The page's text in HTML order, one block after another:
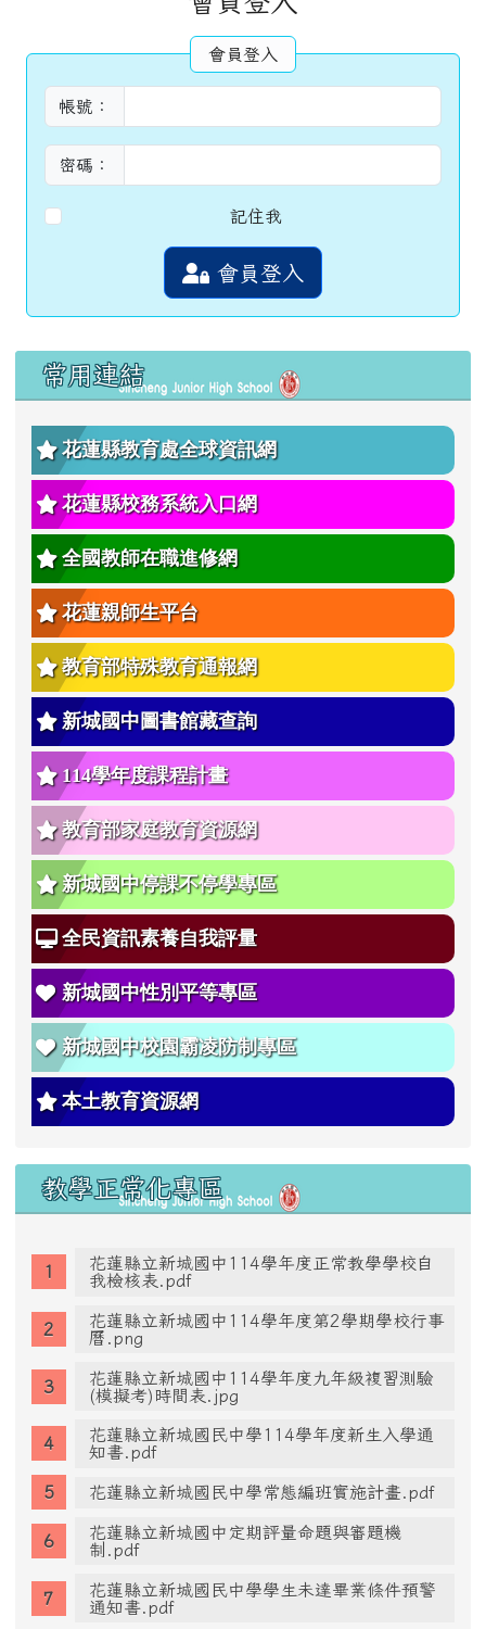
會員登入
帳號：
密碼：
記住我
會員登入
左邊區域內容
常用連結
花蓮縣教育處全球資訊網
花蓮縣校務系統入口網
全國教師在職進修網
花蓮親師生平台
教育部特殊教育通報網
新城國中圖書館藏查詢
114學年度課程計畫
教育部家庭教育資源網
新城國中停課不停學專區
全民資訊素養自我評量
新城國中性別平等專區
新城國中校園霸凌防制專區
本土教育資源網
教學正常化專區
花蓮縣立新城國中114學年度正常教學學校自
我檢核表.pdf
花蓮縣立新城國中114學年度第2學期學校行事
曆.png
花蓮縣立新城國中114學年度九年級複習測驗
(模擬考)時間表.jpg
花蓮縣立新城國民中學114學年度新生入學通
知書.pdf
花蓮縣立新城國民中學常態編班實施計畫.pdf
花蓮縣立新城國中定期評量命題與審題機
制.pdf
花蓮縣立新城國民中學學生未達畢業條件預警
通知書.pdf